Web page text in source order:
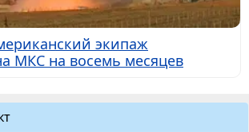
экипаж
МКС на восемь месяцев